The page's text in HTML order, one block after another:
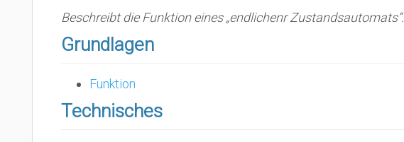
Beschreibt die Funktion eines „endlichenr Zustandsautomats“.
Grundlagen
Funktion
Technisches